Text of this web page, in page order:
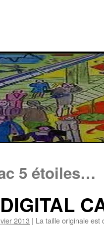
5 étoiles…
2013 | La taille originale est